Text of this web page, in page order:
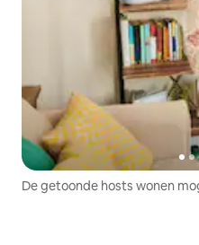
De getoonde hosts wonen